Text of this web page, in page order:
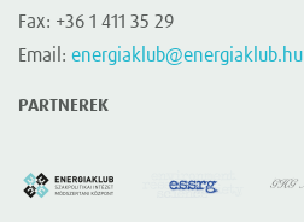
Fax: +36 1 411 35 29
Email: energiaklub@energiaklub.hu
PARTNEREK